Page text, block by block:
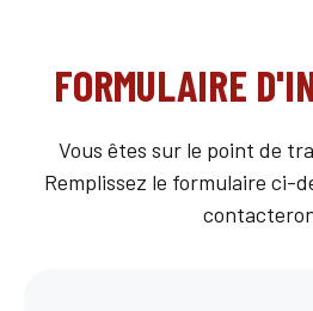
FORMULAIRE
Vous êtes sur le point de
Remplissez le formulaire ci-